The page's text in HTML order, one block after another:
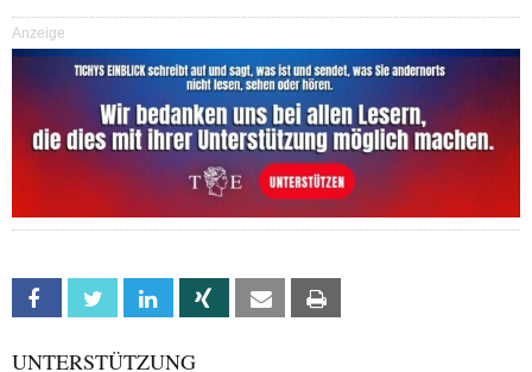
Anzeige
Facebook Twitter Linkedin Xing Email
UNTERSTÜTZUNG